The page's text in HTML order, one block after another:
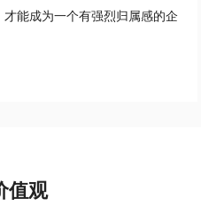
能成为一个有强烈归属感的企
值观